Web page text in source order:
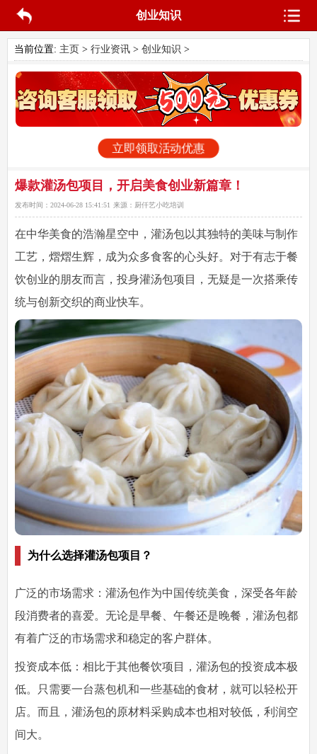
创业知识
当前位置: 主页 > 行业资讯> 创业知识 >
立即领取活动优惠
爆款灌汤包项目，开启美食创业新篇章！
发布时间： 2024-06-28 15:41:51 来源： 厨仟艺小吃培训
在中华美食的浩瀚星空中，灌汤包以其独特的美味与制作
工艺，熠熠生辉，成为众多食客的心头好。对于有志于餐
饮创业的朋友而言，投身灌汤包项目，无疑是一次搭乘传
统与创新交织的商业快车。
为什么选择灌汤包项目？
广泛的市场需求 ：灌汤包作为中国传统美食，深受各年龄
段消费者的喜爱。无论是早餐、午餐还是晚餐，灌汤包都
有着广泛的市场需求和稳定的客户群体。
投资成本低 ：相比于其他餐饮项目，灌汤包的投资成本极
低。只需要一台蒸包机和一些基础的食材，就可以轻松开
店。而且，灌汤包的原材料采购成本也相对较低，利润空
间大。